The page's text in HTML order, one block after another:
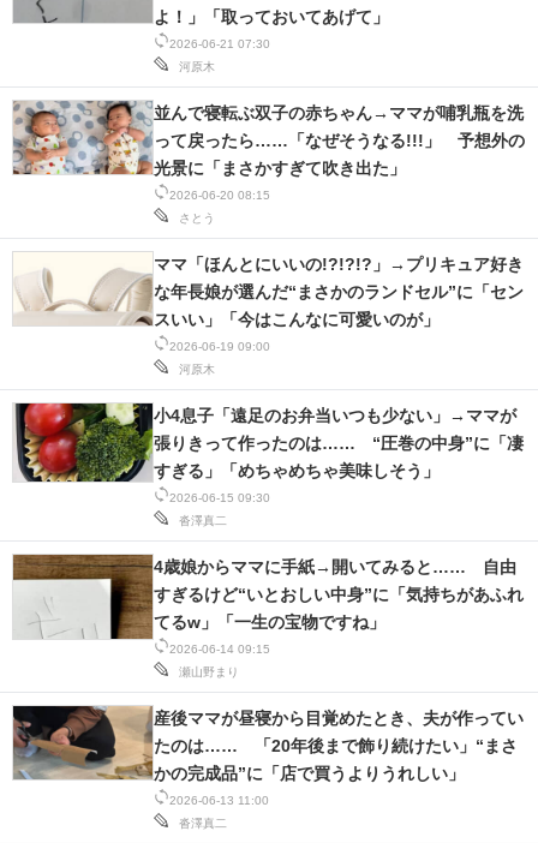
好きが集まる 比べて選べる
ビジネスと働き方のヒント
AI活用のいまが分かる
企業ITのトレンドを詳説
経営リーダーのコミュニティ
マーケ×ITの今がよく分かる
ITエンジニア向け専門サイト
企業向けIT製品の総合サイト
IT製品の技術・比較・事例
製造業のIT導入・活用を支援
エレクトロニクス専門サイト
電子設計の基本と応用
エネルギーの専門メディア
建設×テクノロジーの最前線
ちょっと気になるネットの話題
2026-06-21 07:30
河原木
よ！」「取っておいてあげて」
2026-06-20 08:15
さとう
並んで寝転ぶ双子の赤ちゃん→ママが哺乳瓶を洗
って戻ったら……「なぜそうなる!!!」 予想外の
光景に「まさかすぎて吹き出た」
2026-06-19 09:00
河原木
ママ「ほんとにいいの!?!?!?」→プリキュア好き
な年長娘が選んだ“まさかのランドセル”に「セン
スいい」「今はこんなに可愛いのが」
2026-06-15 09:30
沓澤真二
小4息子「遠足のお弁当いつも少ない」→ママが
張りきって作ったのは…… “圧巻の中身”に「凄
すぎる」「めちゃめちゃ美味しそう」
2026-06-14 09:15
瀬山野まり
4歳娘からママに手紙→開いてみると…… 自由
すぎるけど“いとおしい中身”に「気持ちがあふれ
てるw」「一生の宝物ですね」
2026-06-13 11:00
沓澤真二
産後ママが昼寝から目覚めたとき、夫が作ってい
たのは…… 「20年後まで飾り続けたい」“まさ
かの完成品”に「店で買うよりうれしい」